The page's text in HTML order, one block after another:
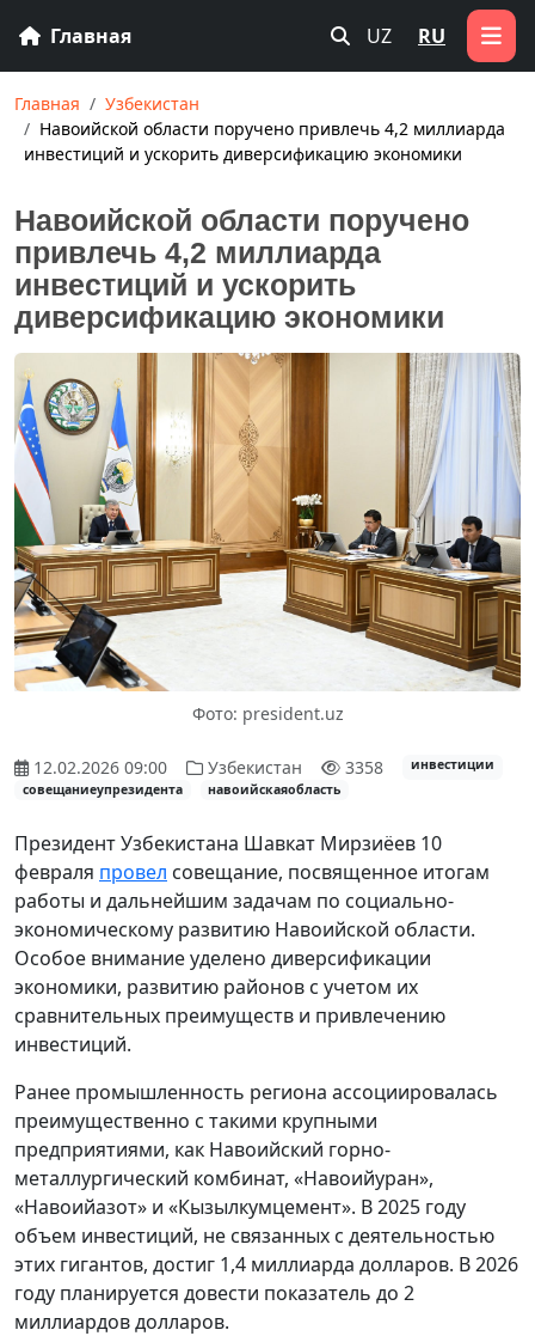
Главная UZ RU
Главная
Узбекистан
Навоийской области поручено привлечь 4,2 миллиарда
инвестиций и ускорить диверсификацию экономики
Навоийской области поручено
привлечь 4,2 миллиарда
инвестиций и ускорить
диверсификацию экономики
Фото: president.uz
12.02.2026 09:00 Узбекистан 3358
инвестиции
совещаниеупрезидента
навоийскаяобласть
Президент Узбекистана Шавкат Мирзиёев 10
февраля провел совещание, посвященное итогам
работы и дальнейшим задачам по социально-
экономическому развитию Навоийской области.
Особое внимание уделено диверсификации
экономики, развитию районов с учетом их
сравнительных преимуществ и привлечению
инвестиций.
Ранее промышленность региона ассоциировалась
преимущественно с такими крупными
предприятиями, как Навоийский горно-
металлургический комбинат, «Навоийуран»,
«Навоийазот» и «Кызылкумцемент». В 2025 году
объем инвестиций, не связанных с деятельностью
этих гигантов, достиг 1,4 миллиарда долларов. В 2026
году планируется довести показатель до 2
миллиардов долларов.